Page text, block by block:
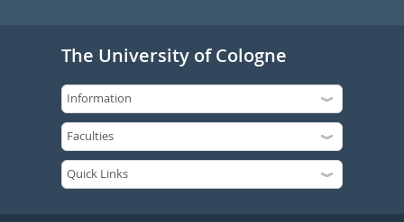
The University of Cologne